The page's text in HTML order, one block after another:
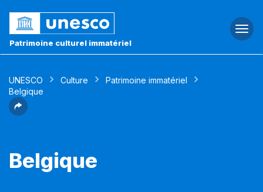
Patrimoine culturel immatériel
UNESCO Culture
Patrimoine immatériel
Belgique
Belgique